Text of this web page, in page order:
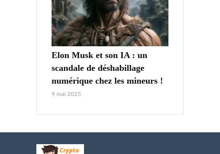
Elon Musk et son IA : un
scandale de déshabillage
numérique chez les mineurs !
9 mai 2025